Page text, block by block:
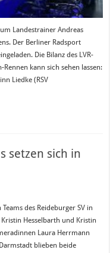
Landestrainer Andreas
Der Berliner Radsport
Die Bilanz des LVR-
kann sich sehen lassen:
Liedke (RSV
setzen sich in
des Reideburger SV in
Hesselbarth und Kristin
Laura Herrmann
blieben beide